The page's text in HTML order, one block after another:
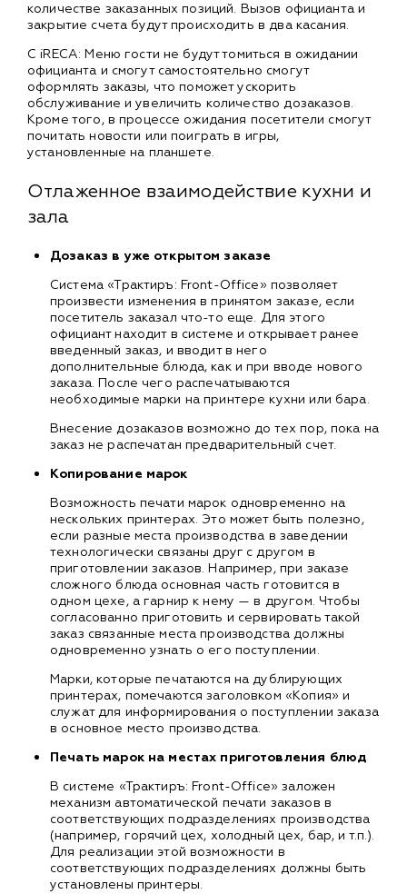
количестве заказанных позиций. Вызов официанта и
закрытие счета будут происходить в два касания.
С iRECA: Меню гости не будут томиться в ожидании
официанта и смогут самостоятельно смогут
оформлять заказы, что поможет ускорить
обслуживание и увеличить количество дозаказов.
Кроме того, в процессе ожидания посетители смогут
почитать новости или поиграть в игры,
установленные на планшете.
Отлаженное взаимодействие кухни и
зала
Дозаказ в уже открытом заказе
Система «Трактиръ: Front-Office» позволяет
произвести изменения в принятом заказе, если
посетитель заказал что-то еще. Для этого
официант находит в системе и открывает ранее
введенный заказ, и вводит в него
дополнительные блюда, как и при вводе нового
заказа. После чего распечатываются
необходимые марки на принтере кухни или бара.
Внесение дозаказов возможно до тех пор, пока на
заказ не распечатан предварительный счет.
Копирование марок
Возможность печати марок одновременно на
нескольких принтерах. Это может быть полезно,
если разные места производства в заведении
технологически связаны друг с другом в
приготовлении заказов. Например, при заказе
сложного блюда основная часть готовится в
одном цехе, а гарнир к нему — в другом. Чтобы
согласованно приготовить и сервировать такой
заказ связанные места производства должны
одновременно узнать о его поступлении.
Марки, которые печатаются на дублирующих
принтерах, помечаются заголовком «Копия» и
служат для информирования о поступлении заказа
в основное место производства.
Печать марок на местах приготовления блюд
В системе «Трактиръ: Front-Office» заложен
механизм автоматической печати заказов в
соответствующих подразделениях производства
(например, горячий цех, холодный цех, бар, и т.п.).
Для реализации этой возможности в
соответствующих подразделениях должны быть
установлены принтеры.